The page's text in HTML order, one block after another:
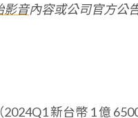
影音內容或公司官方公
2024Q1 新台幣 1 億